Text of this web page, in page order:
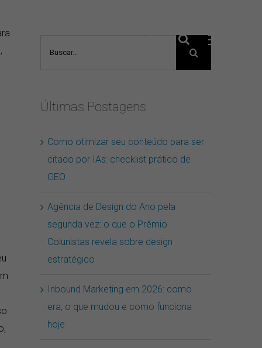
Últimas Postagens
Como otimizar seu conteúdo para ser
citado por IAs: checklist prático de
GEO
Agência de Design do Ano pela
segunda vez: o que o Prêmio
Colunistas revela sobre design
estratégico
Inbound Marketing em 2026: como
era, o que mudou e como funciona
hoje